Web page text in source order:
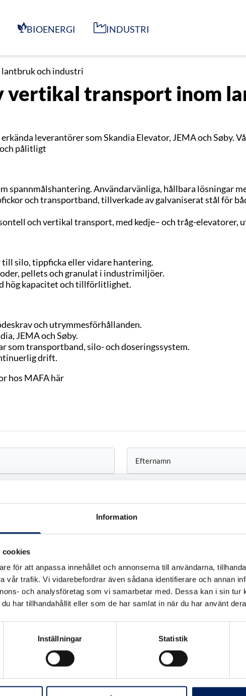
Information
cookies
för att anpassa innehållet och annonserna till användarna,
vår trafik. Vi vidarebefordrar även sådana identifierare och annan
och analysföretag som vi samarbetar med. Dessa kan i sin tur
har tillhandahållit eller som de har samlat in när du har använt
Inställningar Statistik
BIOENERGI INDUSTRI
och industri
transport inom
leverantörer som Skandia Elevator, JEMA och Søby.
pålitligt
spannmålshantering. Användarvänliga, hållbara lösningar
och transportband, tillverkade av galvaniserat stål för
och vertikal transport, med kedje– och tråg-
silo, tippficka eller vidare hantering.
pellets och granulat i industrimiljöer.
hög kapacitet och tillförlitlighet.
och utrymmesförhållanden.
JEMA och Søby.
transportband, silo- och doseringssystem.
drift.
hos MAFA här
enligt Mafas Dataskyddspolicy.